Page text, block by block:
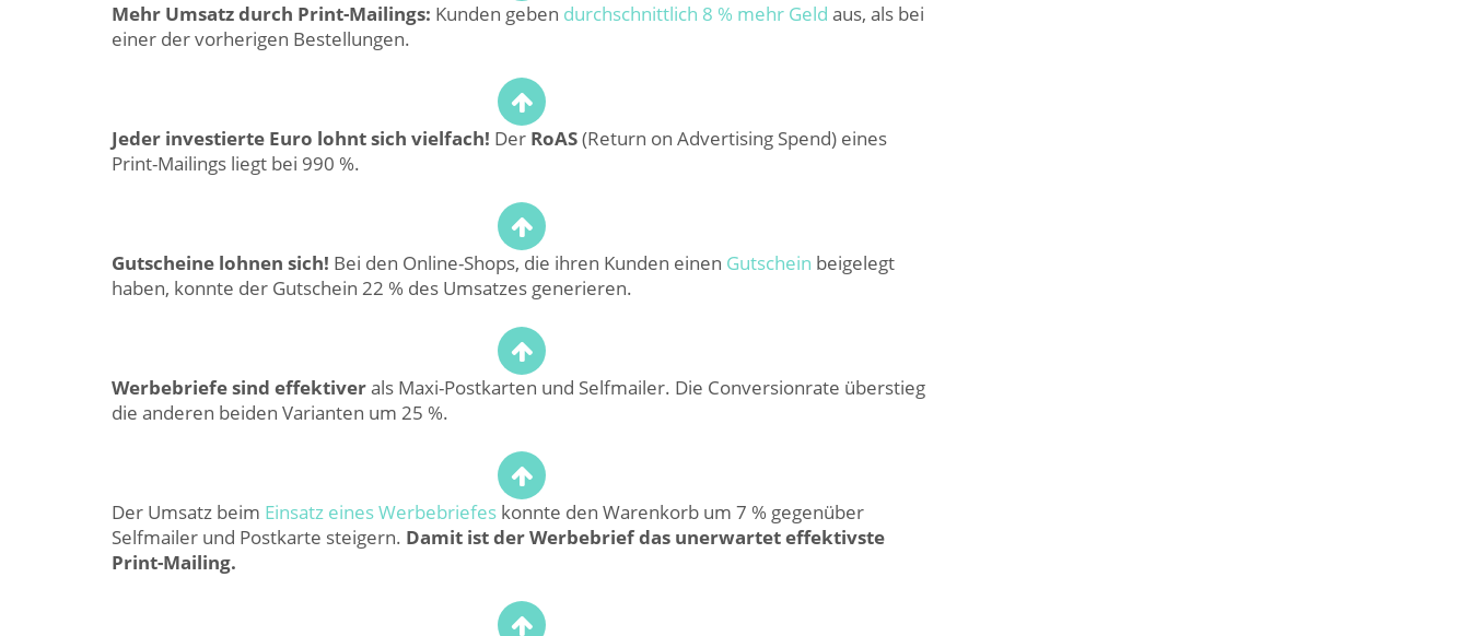
Mehr Umsatz durch Print-Mailings: Kunden geben durchschnittlich 8 % mehr Geld aus, als bei
einer der vorherigen Bestellungen.
Jeder investierte Euro lohnt sich vielfach! Der RoAS(Return on Advertising Spend) eines
Print-Mailings liegt bei 990 %.
Gutscheine lohnen sich! Bei den Online-Shops, die ihren Kunden einen Gutschein beigelegt
haben, konnte der Gutschein 22 % des Umsatzes generieren.
Werbebriefe sind effektiverals Maxi-Postkarten und Selfmailer. Die Conversionrate überstieg
die anderen beiden Varianten um 25 %.
Der Umsatz beim Einsatz eines Werbebriefes konnte den Warenkorb um 7 % gegenüber
Selfmailer und Postkarte steigern. Damit ist der Werbebrief das unerwartet effektivste
Print-Mailing.